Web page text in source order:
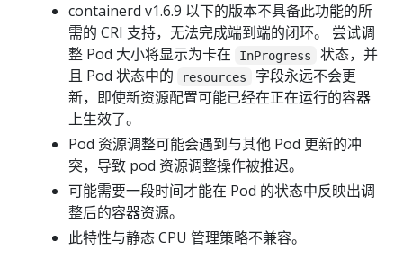
containerd v1.6.9 以下的版本不具备此功能的所
需的 CRI 支持，无法完成端到端的闭环。 尝试调
整 Pod 大小将显示为卡在
InProgress
状态，并
且 Pod 状态中的
resources
字段永远不会更
新，即使新资源配置可能已经在正在运行的容器
上生效了。
Pod 资源调整可能会遇到与其他 Pod 更新的冲
突，导致 pod 资源调整操作被推迟。
可能需要一段时间才能在 Pod 的状态中反映出调
整后的容器资源。
此特性与静态 CPU 管理策略不兼容。